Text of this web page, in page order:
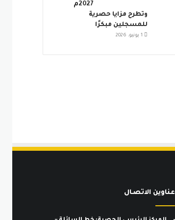
2027م
وتطرح مزايا حصرية
للمسجلين مبكرًا
1 يونيو، 2026
عناوين الاتصـال